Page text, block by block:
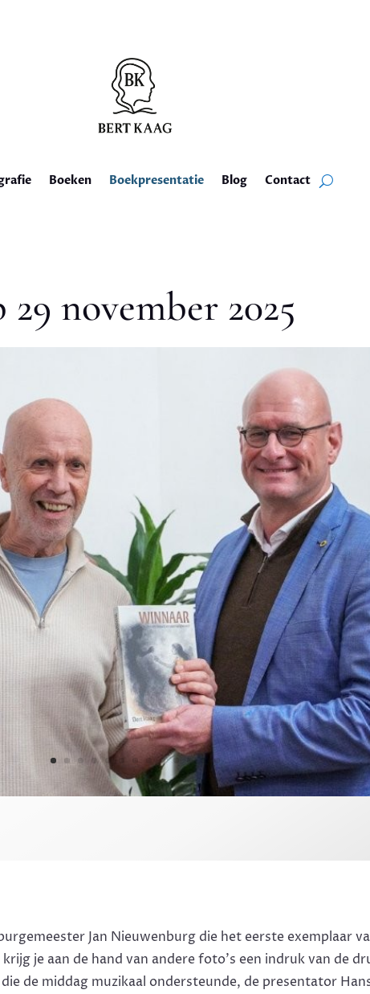
Boeken Boekpresentatie Blog Contact
november 2025
Jan Nieuwenburg die het eerste exemplaar
je aan de hand van andere foto’s een indruk van de
de middag muzikaal ondersteunde, de presentator